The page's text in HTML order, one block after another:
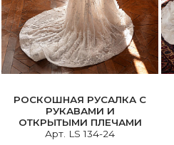
РОСКОШНАЯ РУСАЛКА С
РУКАВАМИ И
ОТКРЫТЫМИ ПЛЕЧАМИ
Арт. LS 134-24